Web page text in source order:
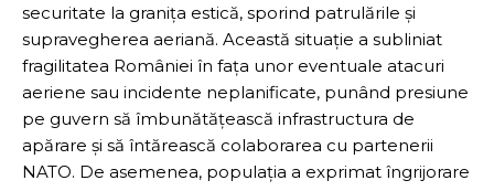
securitate la granița estică, sporind patrulările și
supravegherea aeriană. Această situație a subliniat
fragilitatea României în fața unor eventuale atacuri
aeriene sau incidente neplanificate, punând presiune
pe guvern să îmbunătățească infrastructura de
apărare și să întărească colaborarea cu partenerii
NATO. De asemenea, populația a exprimat îngrijorare